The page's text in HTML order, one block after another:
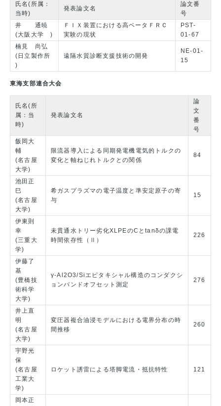
氏名(所属：
当時)
発表論文名
論文番
号
井 通暁
(大阪大学 )
ＦＩＸ装置における高ベータＦＲＣ
実験の現状
PST-
01-67
楠見 尚弘
(日立製作所
)
遠隔水質診断支援技術の開発
NE-01-
15
東海支部連合大会
氏名(所
属：当
時)
発表論文名
論
文
番
号
飯岡大
輔
(名古屋
大学)
限流器導入による同期発電機電気的トルクの
変化と軸ねじれトルクとの関係
84
池田正
巳
(名古屋
大学)
希ガスプラズマの電子温度と準安定原子の寄
与
15
伊東則
幸
(三重大
学)
未貫通水トリー劣化XLPEのCとtanδの課電
時間依存性（Ⅱ）
226
伊藤了
基
(豊橋技
術科学
大学)
γ-Al2O3/Siエピタキシャル構造のコンダクシ
ョンバンドオフセット測定
276
井上直
明
(名古屋
大学)
変圧器複合油浸モデルにおける電界分布の時
間推移
260
宇野光
保
(名古屋
工業大
学)
ロケット誘雷による塔脚電流・抵抗特性 121
岡本正